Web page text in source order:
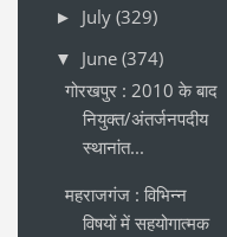
► July (329)
▼ June (374)
गोरखपुर : 2010 के बाद
नियुक्त/अंतर्जनपदीय
स्थानांत...
महराजगंज : विभिन्न
विषयों में सहयोगात्मक